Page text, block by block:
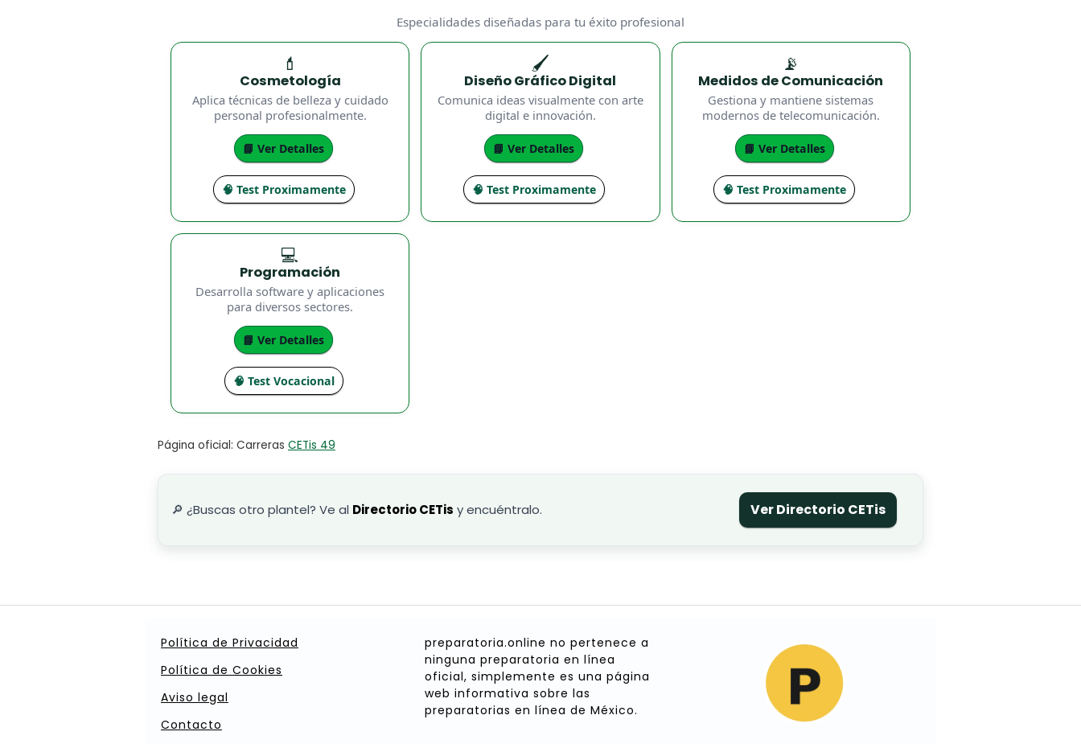
Especialidades diseñadas para tu éxito profesional
💄
Cosmetología
Aplica técnicas de belleza y cuidado
personal profesionalmente.
📘 Ver Detalles
🧠 Test Proximamente
🖌️
Diseño Gráfico Digital
Comunica ideas visualmente con arte
digital e innovación.
📘 Ver Detalles
🧠 Test Proximamente
📡
Medidos de Comunicación
Gestiona y mantiene sistemas
modernos de telecomunicación.
📘 Ver Detalles
🧠 Test Proximamente
💻
Programación
Desarrolla software y aplicaciones
para diversos sectores.
📘 Ver Detalles
🧠 Test Vocacional
Página oficial: Carreras CETis 49
🔎 ¿Buscas otro plantel? Ve al Directorio CETis y encuéntralo. Ver Directorio CETis
Política de Privacidad
Política de Cookies
Aviso legal
Contacto
preparatoria.online no pertenece a
ninguna preparatoria en línea
oficial, simplemente es una página
web informativa sobre las
preparatorias en línea de México.